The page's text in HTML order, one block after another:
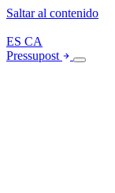
Saltar al contenido
ES CA
Pressupost